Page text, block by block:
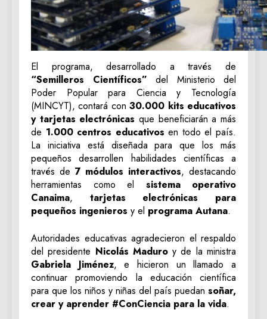
El programa, desarrollado a través de
“Semilleros Científicos” del Ministerio del
Poder Popular para Ciencia y Tecnología
(MINCYT), contará con30.000 kits educativos
y tarjetas electrónicas que beneficiarán a más
de 1.000 centros educativos en todo el país.
La iniciativa está diseñada para que los más
pequeños desarrollen habilidades científicas a
través de 7 módulos interactivos, destacando
herramientas como el sistema operativo
Canaima, tarjetas electrónicas para
pequeños ingenieros y el programa Autana.
Autoridades educativas agradecieron el respaldo
del presidente Nicolás Maduroy de la ministra
Gabriela Jiménez, e hicieron un llamado a
continuar promoviendo la educación científica
para que los niños y niñas del país puedan soñar,
crear y aprender #ConCiencia para la vida.